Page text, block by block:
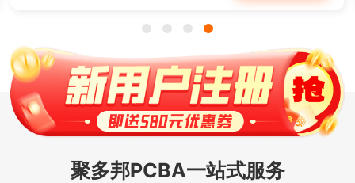
聚多邦PCBA一站式服务